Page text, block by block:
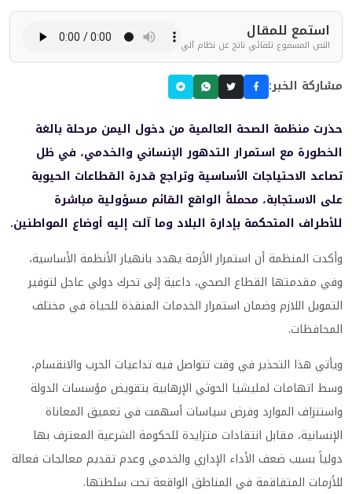
استمع للمقال
النص المسموع تلقائي ناتج عن نظام آلي
مشاركة الخبر:
حذرت منظمة الصحة العالمية من دخول اليمن مرحلة بالغة
الخطورة مع استمرار التدهور الإنساني والخدمي، في ظل
تصاعد الاحتياجات الأساسية وتراجع قدرة القطاعات الحيوية
على الاستجابة، محملةً الواقع القائم مسؤولية مباشرة
للأطراف المتحكمة بإدارة البلاد وما آلت إليه أوضاع المواطنين.
وأكدت المنظمة أن استمرار الأزمة يهدد بانهيار الأنظمة الأساسية،
وفي مقدمتها القطاع الصحي، داعية إلى تحرك دولي عاجل لتوفير
التمويل اللازم وضمان استمرار الخدمات المنقذة للحياة في مختلف
المحافظات.
ويأتي هذا التحذير في وقت تتواصل فيه تداعيات الحرب والانقسام،
وسط اتهامات لمليشيا الحوثي الإرهابية بتقويض مؤسسات الدولة
واستنزاف الموارد وفرض سياسات أسهمت في تعميق المعاناة
الإنسانية، مقابل انتقادات متزايدة للحكومة الشرعية المعترف بها
دولياً بسبب ضعف الأداء الإداري والخدمي وعدم تقديم معالجات فعالة
للأزمات المتفاقمة في المناطق الواقعة تحت سلطتها.